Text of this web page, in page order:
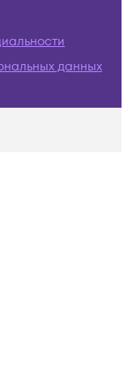
данных